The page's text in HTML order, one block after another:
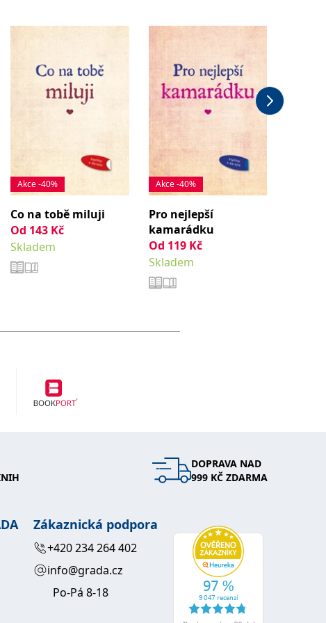
Akce -40%
Co na tobě miluji
Od 143 Kč
Skladem
Akce -40%
Pro nejlepší
kamarádku
Od 119 Kč
Skladem
DOPRAVA NAD
999 KČ ZDARMA
Zákaznická podpora
+420 234 264 402
info@grada.cz
Po-Pá 8-18